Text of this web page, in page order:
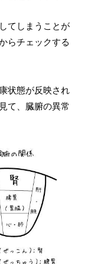
てしまうことが
らチェックする
状態が反映され
て、臓腑の異常